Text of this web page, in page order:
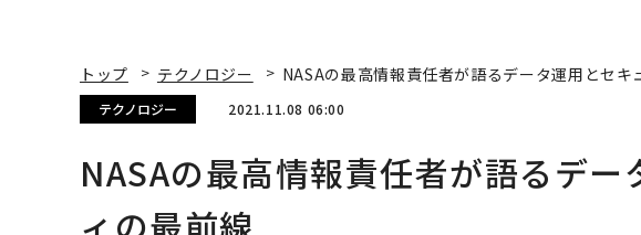
トップ テクノロジー NASAの最高情報責任者が語るデータ運用とセキ
テクノロジー 2021.11.08 06:00
NASAの最高情報責任者が語るデー
ィの最前線